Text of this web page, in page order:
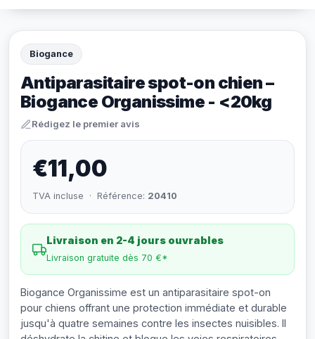
Biogance
Antiparasitaire spot-on chien –
Biogance Organissime - <20kg
Rédigez le premier avis
€11,00
TVA incluse · Référence: 20410
Livraison en 2-4 jours ouvrables
Livraison gratuite dès 70 €*
Biogance Organissime est un antiparasitaire spot-on
pour chiens offrant une protection immédiate et durable
jusqu'à quatre semaines contre les insectes nuisibles. Il